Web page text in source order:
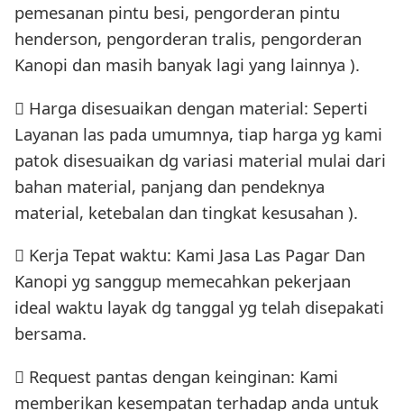
pemesanan pintu besi, pengorderan pintu
henderson, pengorderan tralis, pengorderan
Kanopi dan masih banyak lagi yang lainnya ).
 Harga disesuaikan dengan material: Seperti
Layanan las pada umumnya, tiap harga yg kami
patok disesuaikan dg variasi material mulai dari
bahan material, panjang dan pendeknya
material, ketebalan dan tingkat kesusahan ).
 Kerja Tepat waktu: Kami Jasa Las Pagar Dan
Kanopi yg sanggup memecahkan pekerjaan
ideal waktu layak dg tanggal yg telah disepakati
bersama.
 Request pantas dengan keinginan: Kami
memberikan kesempatan terhadap anda untuk